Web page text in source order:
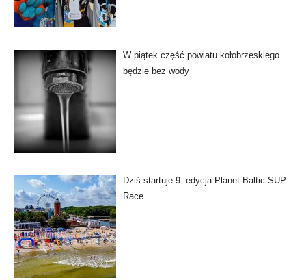
W piątek część powiatu kołobrzeskiego
będzie bez wody
Dziś startuje 9. edycja Planet Baltic SUP
Race